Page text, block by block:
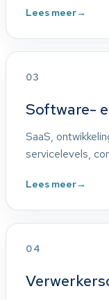
Lees meer→
03
Software-
SaaS,
servicelevels,
Lees meer→
04